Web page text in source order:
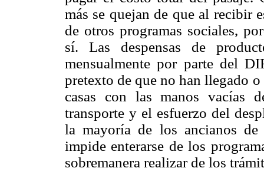
más se quejan de que al recibir
de otros programas sociales,
sí. Las despensas de
mensualmente por parte del
pretexto de que no han llegado
casas con las manos vacías
transporte y el esfuerzo del
la mayoría de los ancianos
impide enterarse de los
sobremanera realizar de los